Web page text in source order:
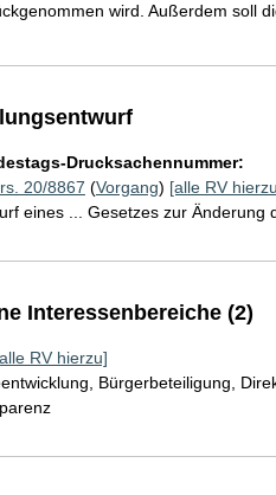
wird. Außerdem soll
Drucksachennummer:
20/8867 (Vorgang) [alle RV
eines ... Gesetzes zur Änderung
Interessenbereiche (2)
RV hierzu]
Bürgerbeteiligung,